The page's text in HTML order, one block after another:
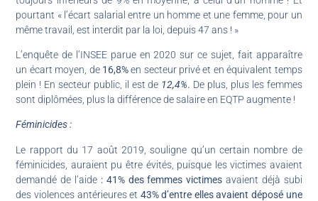
pourtant « l’écart salarial entre un homme et une femme, pour un
même travail, est interdit par la loi, depuis 47 ans ! »
L’enquête de l’INSEE parue en 2020 sur ce sujet, fait apparaître
un écart moyen, de 16,8%en secteur privé et en équivalent temps
plein ! En secteur public, il est de 12,4%. De plus, plus les femmes
sont diplômées, plus la différence de salaire en EQTP augmente !
Féminicides :
Le rapport du 17 août 2019, souligne qu’un certain nombre de
féminicides, auraient pu être évités, puisque les victimes avaient
demandé de l’aide : 41% des femmes victimes avaient déjà subi
des violences antérieures et 43% d’entre elles avaient déposé une